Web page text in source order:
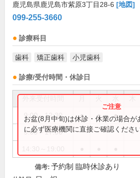
鹿児島県鹿児島市紫原3丁目28-6 [地図]
099-255-3660
診療科目
歯科 矯正歯科 小児歯科
診療/受付時間・休診日
9:00～12:30 ● ● ●
9:00～17:00 ●
お盆(8月中旬)は休診・休業の場合が
に必ず医療機関に直接ご確認ください
備考: 予約制 臨時休診あり